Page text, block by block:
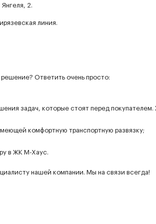
2.
линия.
Ответить очень просто:
задач, которые стоят перед
комфортную транспортную развязку;
в ЖК М-Хаус.
нашей компании. Мы на связи всегда!